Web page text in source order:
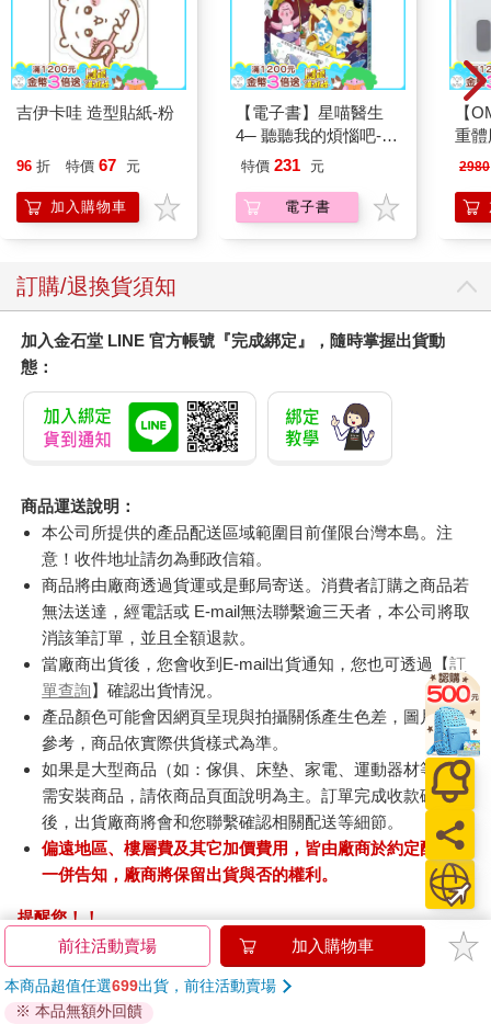
吉伊卡哇 造型貼紙-粉
96 折 特價 67 元
加入購物車
【電子書】星喵醫生
4─ 聽聽我的煩惱吧-假
期挑戰
特價 231 元
電子書
【
重
2980
訂購/退換貨須知
加入金石堂 LINE 官方帳號『完成綁定』，隨時掌握出貨動
態：
商品運送說明：
本公司所提供的產品配送區域範圍目前僅限台灣本島。注
意！收件地址請勿為郵政信箱。
商品將由廠商透過貨運或是郵局寄送。消費者訂購之商品若
無法送達，經電話或 E-mail無法聯繫逾三天者，本公司將取
消該筆訂單，並且全額退款。
當廠商出貨後，您會收到E-mail出貨通知，您也可透過【訂
單查詢】確認出貨情況。
產品顏色可能會因網頁呈現與拍攝關係產生色差，圖片僅供
參考，商品依實際供貨樣式為準。
如果是大型商品（如：傢俱、床墊、家電、運動器材等）及
需安裝商品，請依商品頁面說明為主。訂單完成收款確認
後，出貨廠商將會和您聯繫確認相關配送等細節。
偏遠地區、樓層費及其它加價費用，皆由廠商於約定配送時
一併告知，廠商將保留出貨與否的權利。
提醒您！！
金石堂及銀行均不會請您操作ATM! 如接獲電話要求您前往
ATM提款機，請不要聽從指示，以免受騙上當！
退換貨須知：
前往活動賣場 加入購物車
本商品超值任選699出貨，前往活動賣場
※ 本品無額外回饋